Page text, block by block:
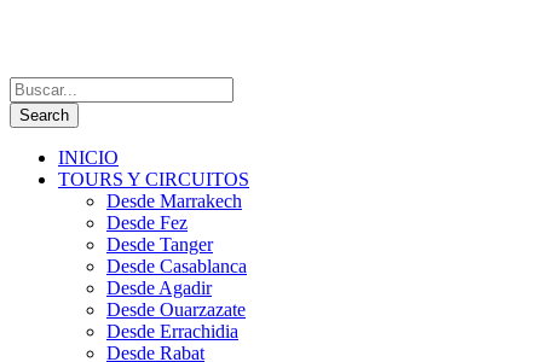
INICIO
TOURS Y CIRCUITOS
Desde Marrakech
Desde Fez
Desde Tanger
Desde Casablanca
Desde Agadir
Desde Ouarzazate
Desde Errachidia
Desde Rabat